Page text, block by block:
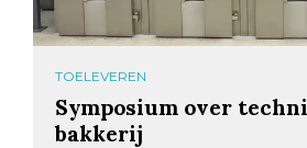
TOELEVEREN
Symposium over
bakkerij